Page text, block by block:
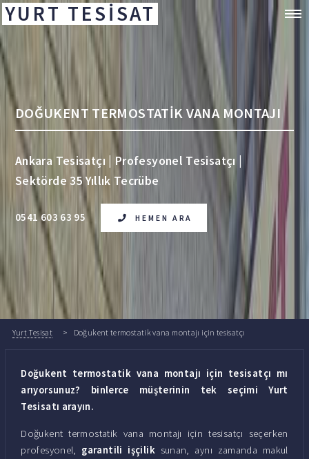
YURT TESİSAT
DOĞUKENT TERMOSTATİK VANA MONTAJI
Ankara Tesisatçı | Profesyonel Tesisatçı |
Sektörde 35 Yıllık Tecrübe
0541 603 63 95 HEMEN ARA
Yurt Tesisat Doğukent termostatik vana montajı için tesisatçı
Doğukent termostatik vana montajı için tesisatçı mı
arıyorsunuz? binlerce müşterinin tek seçimi Yurt
Tesisatı arayın.
Doğukent termostatik vana montajı için tesisatçı seçerken
profesyonel, garantili işçiliksunan, aynı zamanda makul